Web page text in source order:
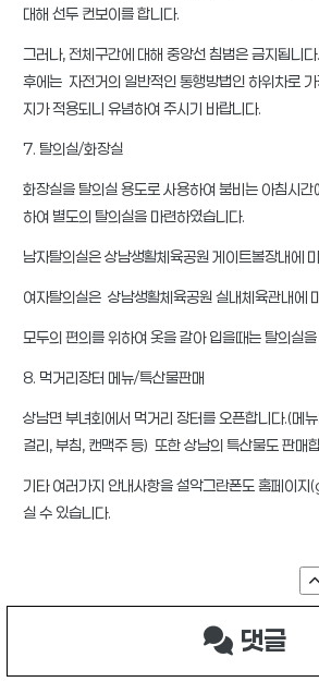
대해 선두 컨보이를 합니다.
그러나, 전체구간에 대해 중앙선 침범은 금지됩
후에는 자전거의 일반적인 통행방법인 하위차로
지가 적용되니 유념하여 주시기 바랍니다.
7. 탈의실/화장실
화장실을 탈의실 용도로 사용하여 붐비는 아침시
하여 별도의 탈의실을 마련하였습니다.
남자탈의실은 상남생활체육공원 게이트볼장내에
여자탈의실은 상남생활체육공원 실내체육관내에
모두의 편의를 위하여 옷을 갈아 입을때는 탈의실
8. 먹거리장터 메뉴/특산물판매
상남면 부녀회에서 먹거리 장터를 오픈합니다.(메
걸리, 부침, 캔맥주 등) 또한 상남의 특산물도 판매
기타 여러가지 안내사항을 설악그란폰도 홈페
실 수 있습니다.
댓글